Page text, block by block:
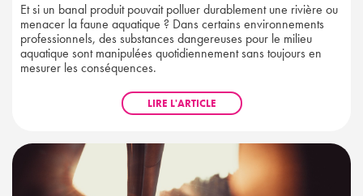
Et si un banal produit pouvait polluer durablement une rivière ou
menacer la faune aquatique ? Dans certains environnements
professionnels, des substances dangereuses pour le milieu
aquatique sont manipulées quotidiennement sans toujours en
mesurer les conséquences.
LIRE L'ARTICLE